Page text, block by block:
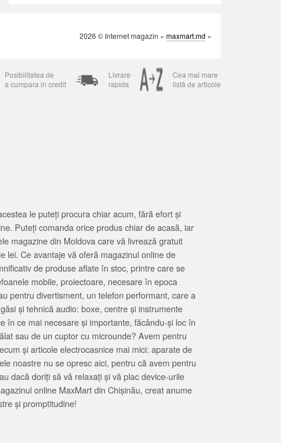
2026 © Internet magazin « maxmart.md »
Posibilitatea de
a cumpara in credit
Livrare
rapida
Cea mai mare
listă de articole
le puteți procura chiar acum, fără efort și
Puteți comanda orice produs chiar de acasă, iar
magazine din Moldova care vă livrează gratuit
lei. Ce avantaje vă oferă magazinul online de
de produse aflate în stoc, printre care se
mobile, proiectoare, necesare în epoca
pentru divertisment, un telefon performant, care a
și tehnică audio: boxe, centre și instrumente
în ce mai necesare și importante, făcându-și loc în
sau de un cuptor cu microunde? Avem pentru
și articole electrocasnice mai mici: aparate de
noastre nu se opresc aici, pentru că avem pentru
dacă doriți să vă relaxați și vă plac device-urile
online MaxMart din Chișinău, creat anume
și promptitudine!